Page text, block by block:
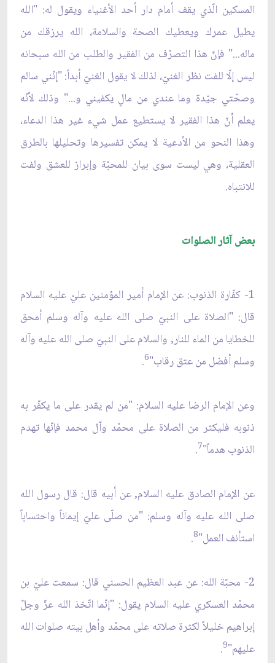
المسكين الّذي يقف أمام دار أحد الأغنياء ويقول له: "الله
يطيل عمرك ويعطيك الصحة والسلامة، الله يرزقك من
ماله..." فإنّ هذا التصرّف من الفقير والطلب من الله سبحانه
ليس إلّا للفت نظر الغنيّ، لذلك لا يقول الغنيّ أبداً: "إنّني سالم
وصحّتي جيّدة وما عندي من مالٍ يكفيني و..." وذلك لأنّه
يعلم أنّ هذا الفقير لا يستطيع عمل شيء غير هذا الدعاء،
وهذا النحو من الأدعية لا يمكن تفسيرها وتحليلها بالطرق
العقلية، وهي ليست سوى بيان للمحبّة وإبراز للعشق ولفت
للانتباه.
بعض آثار الصلوات
1- كفّارة الذنوب: عن الإمام أمير المؤمنين عليّ عليه السلام
قال: "الصلاة على النبيّ صلى الله عليه وآله وسلم أمحق
للخطايا من الماء للنار, والسلام على النبيّ صلى الله عليه وآله
وسلم أفضل من عتق رقاب"6
.
وعن الإمام الرضا عليه السلام: "من لم يقدر على ما يكفّر به
ذنوبه فليكثر من الصلاة على محمّد وآل محمد فإنّها تهدم
الذنوب هدماً"7
.
عن الإمام الصادق عليه السلام, عن أبيه قال: قال رسول الله
صلى الله عليه وآله وسلم: "من صلّى عليّ إيماناً واحتساباً
استأنف العمل"8
.
2- محبّة الله: عن عبد العظيم الحسني قال: سمعت عليّ بن
محمّد العسكري عليه السلام يقول: "إنّما اتّخذ الله عزّ وجلّ
إبراهيم خليلاً لكثرة صلاته على محمّد وأهل بيته صلوات الله
عليهم"9
.